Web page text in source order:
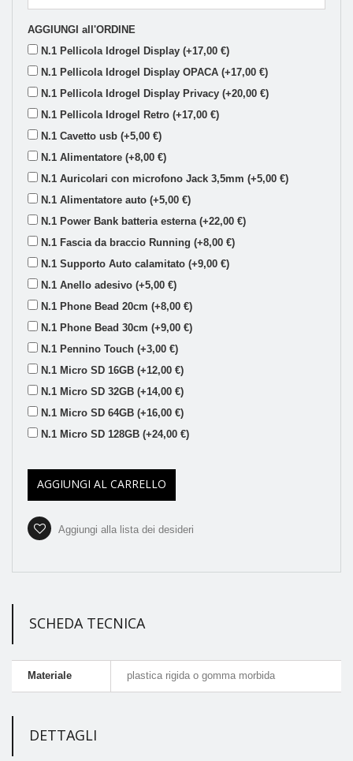
AGGIUNGI all'ORDINE
N.1 Pellicola Idrogel Display (+17,00 €)
N.1 Pellicola Idrogel Display OPACA (+17,00 €)
N.1 Pellicola Idrogel Display Privacy (+20,00 €)
N.1 Pellicola Idrogel Retro (+17,00 €)
N.1 Cavetto usb (+5,00 €)
N.1 Alimentatore (+8,00 €)
N.1 Auricolari con microfono Jack 3,5mm (+5,00 €)
N.1 Alimentatore auto (+5,00 €)
N.1 Power Bank batteria esterna (+22,00 €)
N.1 Fascia da braccio Running (+8,00 €)
N.1 Supporto Auto calamitato (+9,00 €)
N.1 Anello adesivo (+5,00 €)
N.1 Phone Bead 20cm (+8,00 €)
N.1 Phone Bead 30cm (+9,00 €)
N.1 Pennino Touch (+3,00 €)
N.1 Micro SD 16GB (+12,00 €)
N.1 Micro SD 32GB (+14,00 €)
N.1 Micro SD 64GB (+16,00 €)
N.1 Micro SD 128GB (+24,00 €)
AGGIUNGI AL CARRELLO
Aggiungi alla lista dei desideri
SCHEDA TECNICA
Materiale plastica rigida o gomma morbida
DETTAGLI